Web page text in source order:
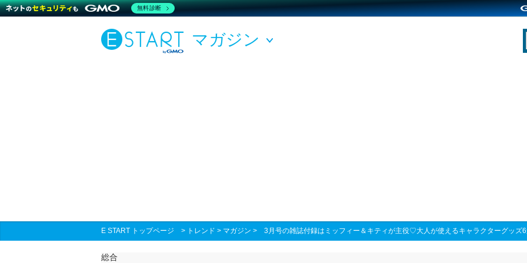
マガジン
E START トップページ > トレンド > マガジン > 3月号の雑誌付録はミッフィー＆キティが主役♡大人が使えるキャラクターグッズ
総合
無料診断